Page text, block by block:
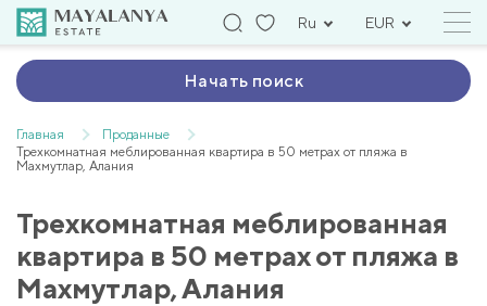
Ru EUR
Начать поиск
Главная
Проданные
Трехкомнатная меблированная квартира в 50 метрах от пляжа в
Махмутлар, Алания
Трехкомнатная меблированная
квартира в 50 метрах от пляжа в
Махмутлар, Алания